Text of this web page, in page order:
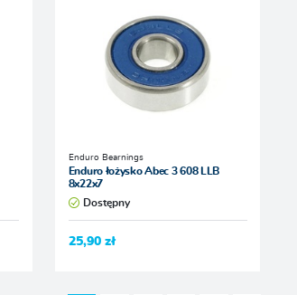
Enduro Bearnings
Enduro łożysko Abec 3 608 LLB
8x22x7
Dostępny
25,90 zł